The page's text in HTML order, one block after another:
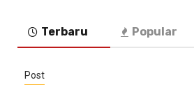
Terbaru Popular
Post